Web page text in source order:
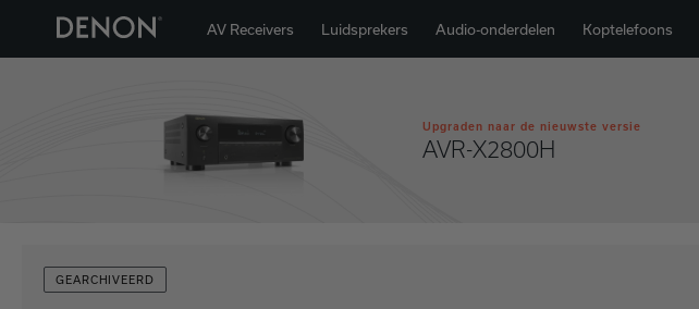
AV Receivers Luidsprekers Audio-onderdelen Koptelefoons
Upgraden naar de nieuwste versie
AVR-X2800H
GEARCHIVEERD